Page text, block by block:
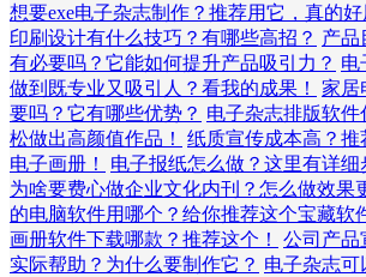
想要exe电子杂志制作？推荐用它，真的好
印刷设计有什么技巧？有哪些高招？ 产品
有必要吗？它能如何提升产品吸引力？ 电
做到既专业又吸引人？看我的成果！
家居
要吗？它有哪些优势？ 电子杂志排版软
松做出高颜值作品！
纸质宣传成本高？
电子画册！
电子报纸怎么做？这里有详细
为啥要费心做企业文化内刊？怎么做效果
的电脑软件用哪个？给你推荐这个宝藏软
画册软件下载哪款？推荐这个！
公司产品
实际帮助？为什么要制作它？ 电子杂志可